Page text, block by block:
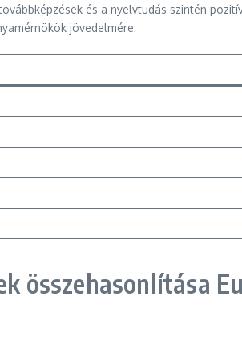
és a nyelvtudás szintén
jövedelmére:
összehasonlítása